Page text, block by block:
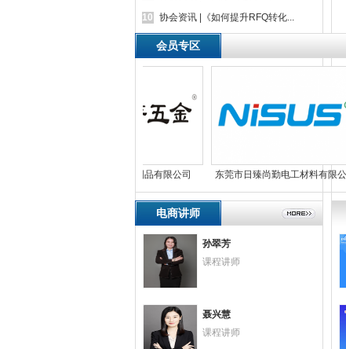
10 协会资讯 |《如何提升RFQ转化...
会员专区
东莞市松芽五金制品有限公司 东莞市日臻尚勤电工材料有限公司
电商讲师
孙翠芳
课程讲师
聂兴慧
课程讲师